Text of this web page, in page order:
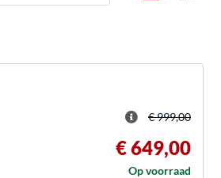
€ 999,00
€ 649,00
Op voorraad